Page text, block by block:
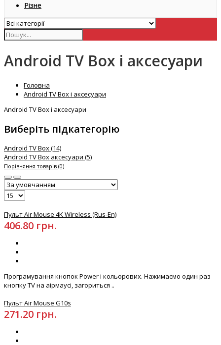
Різне
Android TV Box і аксесуари
Головна
Android TV Box і аксесуари
Android TV Box і аксесуари
Виберіть підкатегорію
Android TV Box (14)
Android TV Box аксесуари (5)
Порівняння товарів (0)
Пульт Air Mouse 4K Wireless (Rus-En)
406.80 грн.
Програмування кнопок Power і кольорових. Нажимаємо один раз
кнопку TV на аірмаусі, загориться ..
Пульт Air Mouse G10s
271.20 грн.